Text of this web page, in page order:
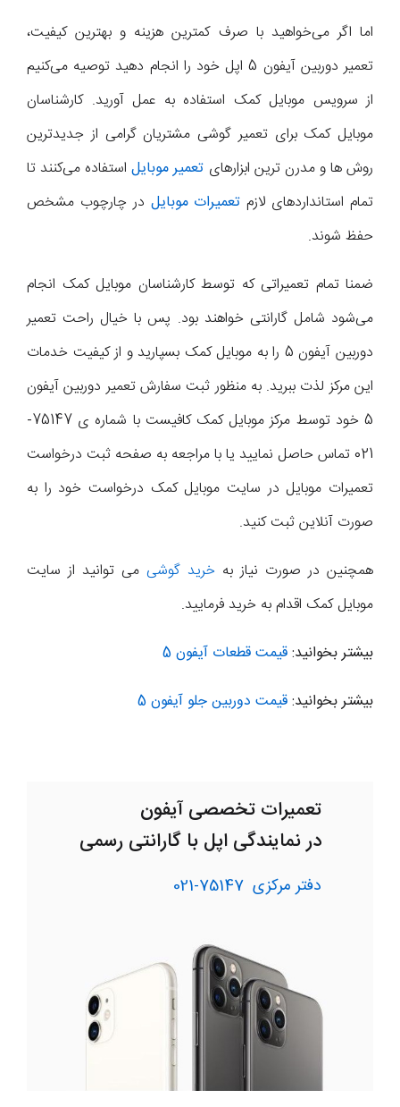
اما اگر می‌خواهید با صرف کمترین هزینه و بهترین کیفیت،
تعمیر دوربین آیفون 5 اپل خود را انجام دهید توصیه می‌کنیم
از سرویس موبایل کمک استفاده به عمل آورید. کارشناسان
موبایل کمک برای تعمیر گوشی مشتریان گرامی از جدیدترین
روش ها و مدرن ترین ابزارهای تعمیر موبایلاستفاده می‌کنند تا
تمام استانداردهای لازم تعمیرات موبایل در چارچوب مشخص
حفظ شوند.
ضمنا تمام تعمیراتی که توسط کارشناسان موبایل کمک انجام
می‌شود شامل گارانتی خواهند بود. پس با خیال راحت تعمیر
دوربین آیفون 5 را به موبایل کمک بسپارید و از کیفیت خدمات
این مرکز لذت ببرید. به منظور ثبت سفارش تعمیر دوربین آیفون
5 خود توسط مرکز موبایل کمک کافیست با شماره ی 75147-
021 تماس حاصل نمایید یا با مراجعه به صفحه ثبت درخواست
تعمیرات موبایل در سایت موبایل کمک درخواست خود را به
صورت آنلاین ثبت کنید.
همچنین در صورت نیاز به خرید گوشی می توانید از سایت
موبایل کمک اقدام به خرید فرمایید.
بیشتر بخوانید:قیمت قطعات آیفون 5
بیشتر بخوانید:قیمت دوربین جلو آیفون 5
تعمیرات تخصصی آیفون
در نمایندگی اپل با گارانتی رسمی
دفتر مرکزی 75147-021